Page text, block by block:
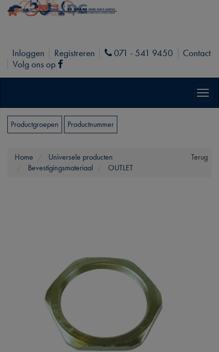
Inloggen Registreren Phone
071 - 541 9450
Contact
Volg ons op
Facebook
Productgroepen Productnummer
Terug
Home
Universele producten
Bevestigingsmateriaal
OUTLET